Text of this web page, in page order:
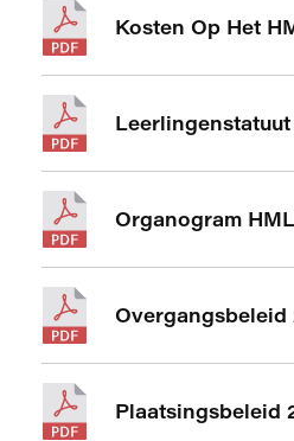
Kosten Op Het
Organogram HML
Overgangsbeleid
Plaatsingsbeleid